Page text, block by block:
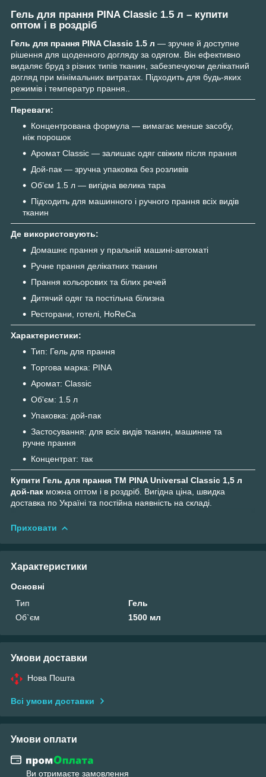
Гель для прання PINA Classic 1.5 л – купити
оптом і в роздріб
Гель для прання PINA Classic 1.5 л — зручне й доступне
рішення для щоденного догляду за одягом. Він ефективно
видаляє бруд з різних типів тканин, забезпечуючи делікатний
догляд при мінімальних витратах. Підходить для будь-яких
режимів і температур прання..
Переваги:
Концентрована формула — вимагає менше засобу,
ніж порошок
Аромат Classic — залишає одяг свіжим після прання
Дой-пак — зручна упаковка без розливів
Обʼєм 1.5 л — вигідна велика тара
Підходить для машинного і ручного прання всіх видів
тканин
Де використовують:
Домашнє прання у пральній машині-автоматі
Ручне прання делікатних тканин
Прання кольорових та білих речей
Дитячий одяг та постільна білизна
Ресторани, готелі, HoReCa
Характеристики:
Тип: Гель для прання
Торгова марка: PINA
Аромат: Classic
Об'єм: 1.5 л
Упаковка: дой-пак
Застосування: для всіх видів тканин, машинне та
ручне прання
Концентрат: так
Купити Гель для прання ТМ PINA Universal Classic 1,5 л
дой-пак можна оптом і в роздріб. Вигідна ціна, швидка
доставка по Україні та постійна наявність на складі.
Приховати
Характеристики
Основні
Тип
Гель
Об`єм
1500 мл
Умови доставки
Нова Пошта
Всі умови доставки
Умови оплати
Ви отримаєте замовлення